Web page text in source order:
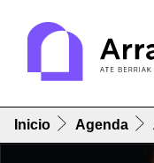
Inicio Agenda